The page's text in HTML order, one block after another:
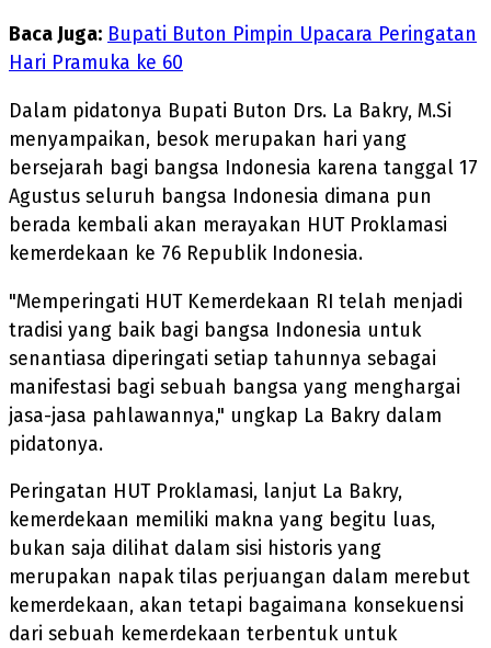
Baca Juga: Bupati Buton Pimpin Upacara Peringatan
Hari Pramuka ke 60
Dalam pidatonya Bupati Buton Drs. La Bakry, M.Si
menyampaikan, besok merupakan hari yang
bersejarah bagi bangsa Indonesia karena tanggal 17
Agustus seluruh bangsa Indonesia dimana pun
berada kembali akan merayakan HUT Proklamasi
kemerdekaan ke 76 Republik Indonesia.
"Memperingati HUT Kemerdekaan RI telah menjadi
tradisi yang baik bagi bangsa Indonesia untuk
senantiasa diperingati setiap tahunnya sebagai
manifestasi bagi sebuah bangsa yang menghargai
jasa-jasa pahlawannya," ungkap La Bakry dalam
pidatonya.
Peringatan HUT Proklamasi, lanjut La Bakry,
kemerdekaan memiliki makna yang begitu luas,
bukan saja dilihat dalam sisi historis yang
merupakan napak tilas perjuangan dalam merebut
kemerdekaan, akan tetapi bagaimana konsekuensi
dari sebuah kemerdekaan terbentuk untuk